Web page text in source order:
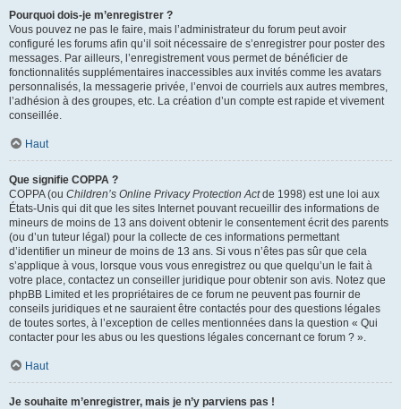
Pourquoi dois-je m’enregistrer ?
Vous pouvez ne pas le faire, mais l’administrateur du forum peut avoir
configuré les forums afin qu’il soit nécessaire de s’enregistrer pour poster des
messages. Par ailleurs, l’enregistrement vous permet de bénéficier de
fonctionnalités supplémentaires inaccessibles aux invités comme les avatars
personnalisés, la messagerie privée, l’envoi de courriels aux autres membres,
l’adhésion à des groupes, etc. La création d’un compte est rapide et vivement
conseillée.
Haut
Que signifie COPPA ?
COPPA (ou Children’s Online Privacy Protection Actde 1998) est une loi aux
États-Unis qui dit que les sites Internet pouvant recueillir des informations de
mineurs de moins de 13 ans doivent obtenir le consentement écrit des parents
(ou d’un tuteur légal) pour la collecte de ces informations permettant
d’identifier un mineur de moins de 13 ans. Si vous n’êtes pas sûr que cela
s’applique à vous, lorsque vous vous enregistrez ou que quelqu’un le fait à
votre place, contactez un conseiller juridique pour obtenir son avis. Notez que
phpBB Limited et les propriétaires de ce forum ne peuvent pas fournir de
conseils juridiques et ne sauraient être contactés pour des questions légales
de toutes sortes, à l’exception de celles mentionnées dans la question « Qui
contacter pour les abus ou les questions légales concernant ce forum ? ».
Haut
Je souhaite m’enregistrer, mais je n’y parviens pas !